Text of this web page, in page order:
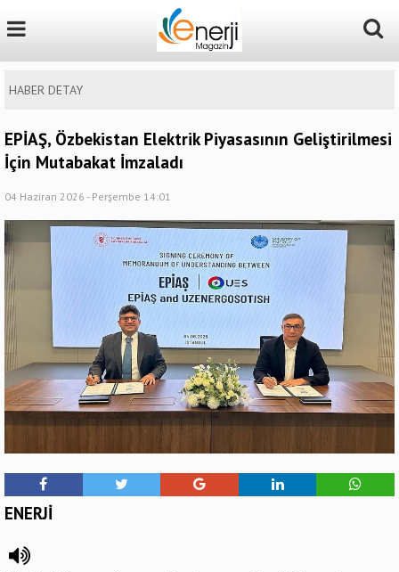
HABER DETAY
EPİAŞ, Özbekistan Elektrik Piyasasının Geliştirilmesi
İçin Mutabakat İmzaladı
04 Haziran 2026 - Perşembe 14:01
ENERJİ